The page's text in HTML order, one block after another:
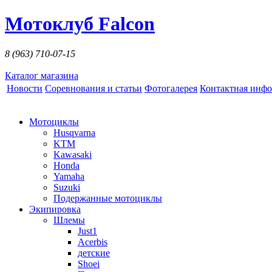
Мотоклуб Falcon
8 (963) 710-07-15
Каталог магазина
Новости Соревнования и статьи Фотогалерея Контактная
Мотоциклы
Husqvarna
KTM
Kawasaki
Honda
Yamaha
Suzuki
Подержанные мотоциклы
Экипировка
Шлемы
Just1
Acerbis
детские
Shoei